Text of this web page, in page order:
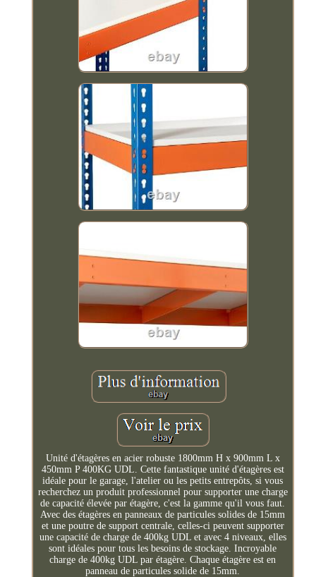
Unité d'étagères en acier robuste 1800mm H x 900mm L x
450mm P 400KG UDL. Cette fantastique unité d'étagères est
idéale pour le garage, l'atelier ou les petits entrepôts, si vous
recherchez un produit professionnel pour supporter une charge
de capacité élevée par étagère, c'est la gamme qu'il vous faut.
Avec des étagères en panneaux de particules solides de 15mm
et une poutre de support centrale, celles-ci peuvent supporter
une capacité de charge de 400kg UDL et avec 4 niveaux, elles
sont idéales pour tous les besoins de stockage. Incroyable
charge de 400kg UDL par étagère. Chaque étagère est en
panneau de particules solide de 15mm.